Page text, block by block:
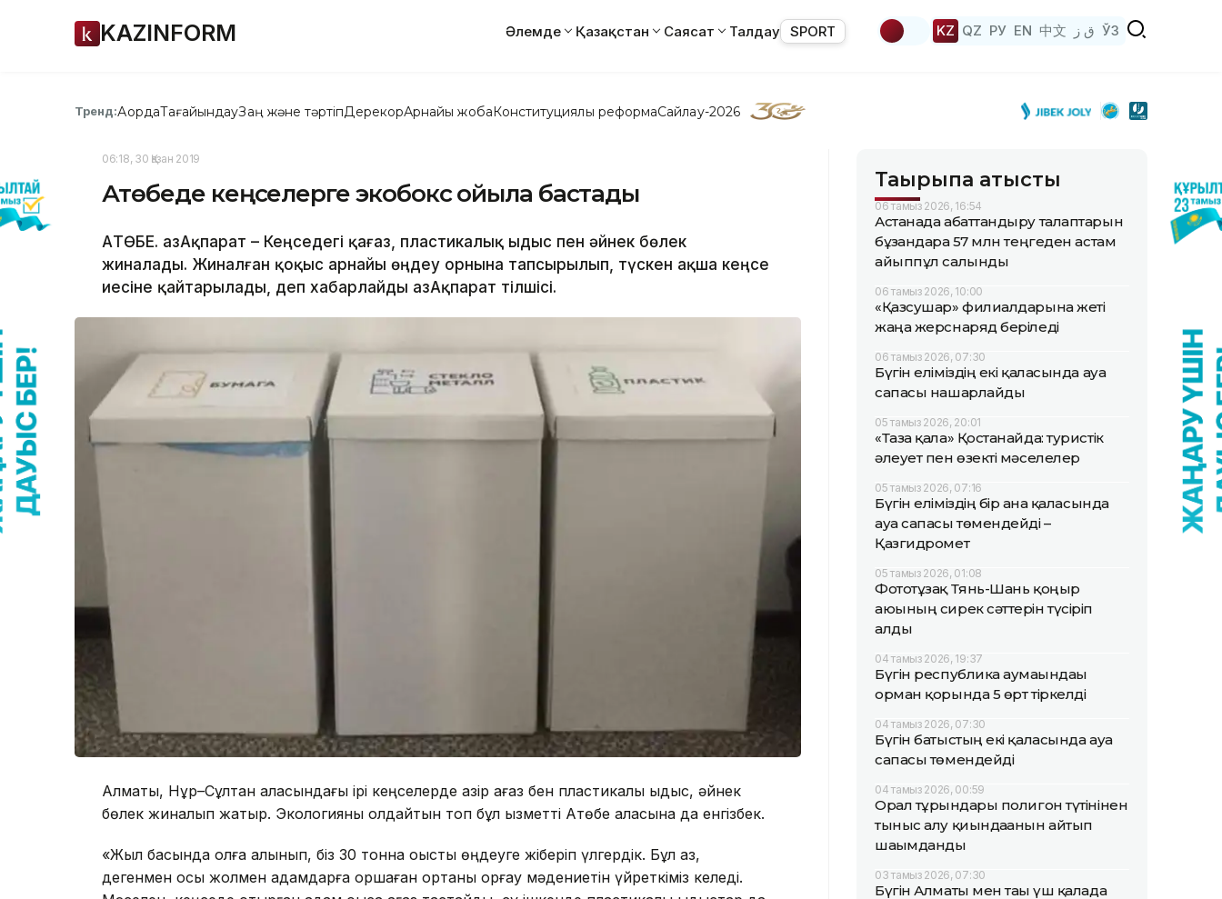
KAZINFORM Әлемде Қазақстан Саясат Талдау SPORT KZ QZ РУ EN 中文 ق ز ЎЗ
Тренд:АқордаТағайындауЗаң және тәртіпДерекқорАрнайы жобаКонституциялық реформаСайлау-2026
06:18, 30 Қазан 2019
Ақтөбеде кеңселерге экобокс қойыла бастады
АҚТӨБЕ. ҚазАқпарат – Кеңседегі қағаз, пластикалық ыдыс пен әйнек бөлек
жиналады. Жиналған қоқыс арнайы өңдеу орнына тапсырылып, түскен ақша кеңсе
иесіне қайтарылады, деп хабарлайды ҚазАқпарат тілшісі.
Алматы, Нұр–Сұлтан қаласындағы ірі кеңселерде қазір қағаз бен пластикалық ыдыс, әйнек
бөлек жиналып жатыр. Экологияны қолдайтын топ бұл қызметті Ақтөбе қаласына да енгізбек.
«Жыл басында қолға алынып, біз 30 тонна қоқысты өңдеуге жіберіп үлгердік. Бұл аз,
дегенмен осы жолмен адамдарға қоршаған ортаны қорғау мәдениетін үйреткіміз келеді.
Тақырыпқа қатысты
06 тамыз 2026, 16:54
Астанада абаттандыру талаптарын
бұзғандарға 57 млн теңгеден астам
айыппұл салынды
06 тамыз 2026, 10:00
«Қазсушар» филиалдарына жеті
жаңа жерснаряд беріледі
06 тамыз 2026, 07:30
Бүгін еліміздің екі қаласында ауа
сапасы нашарлайды
05 тамыз 2026, 20:01
«Таза қала» Қостанайда: туристік
әлеует пен өзекті мәселелер
05 тамыз 2026, 07:16
Бүгін еліміздің бір ғана қаласында
ауа сапасы төмендейді –
Қазгидромет
05 тамыз 2026, 01:08
Фототұзақ Тянь-Шань қоңыр
аюының сирек сәттерін түсіріп
алды
04 тамыз 2026, 19:37
Бүгін республика аумағындағы
орман қорында 5 өрт тіркелді
04 тамыз 2026, 07:30
Бүгін батыстың екі қаласында ауа
сапасы төмендейді
04 тамыз 2026, 00:59
Орал тұрғындары полигон түтінінен
тыныс алу қиындағанын айтып
шағымданды
03 тамыз 2026, 07:30
Бүгін Алматы мен тағы үш қалада